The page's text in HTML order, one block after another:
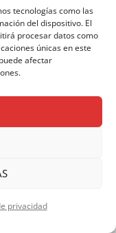
tecnologías como las
del dispositivo. El
procesar datos como
únicas en este
afectar
privacidad
COMENTARIO